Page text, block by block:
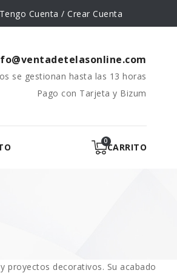
Tengo Cuenta / Crear Cuenta
se gestionan hasta las 13 horas
Pago con Tarjeta y Bizum
CARRITO
proyectos decorativos. Su acabado